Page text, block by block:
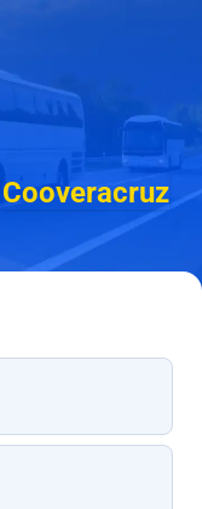
Cooveracruz